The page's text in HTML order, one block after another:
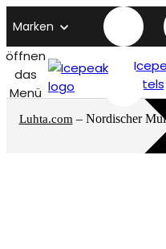
Marken
öffnen
das
Menü
Luhta.com – Nordischer